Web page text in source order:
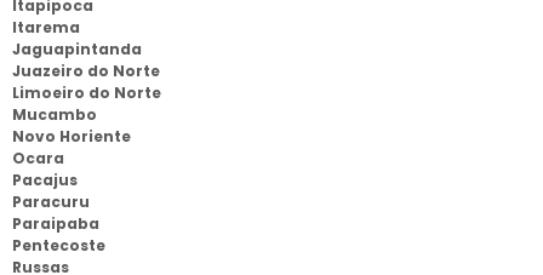
Itapipoca
Itarema
Jaguapintanda
Juazeiro do Norte
Limoeiro do Norte
Mucambo
Novo Horiente
Ocara
Pacajus
Paracuru
Paraipaba
Pentecoste
Russas